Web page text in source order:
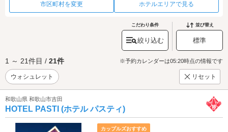
市区町村を変更 ホテルエリアで見る
こだわり条件
絞り込む
並び替え
標準
1 ～ 21件目 / 21件 ※予約カレンダーは05:20時点の情報です
ウォシュレット リセット
和歌山県 和歌山市吉田
HOTEL PASTI (ホテル パスティ)
カップルズおすすめ